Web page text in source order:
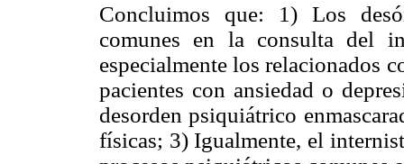
Concluimos que: 1) Los
comunes en la consulta del
especialmente los relacionados
pacientes con ansiedad o
desorden psiquiátrico
físicas; 3) Igualmente, el